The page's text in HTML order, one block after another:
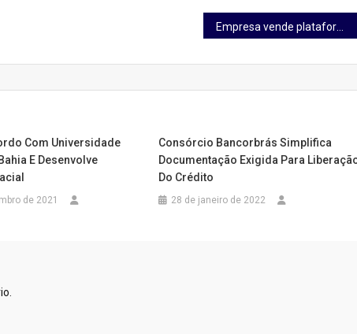
Empresa vende plataforma de gestão logística para Magazine Luiza
Com Universidade
E Desenvolve
de 2021
Consórcio Bancorbrás Simplifica
Documentação Exigida Para
Do Crédito
28 de janeiro de 2022